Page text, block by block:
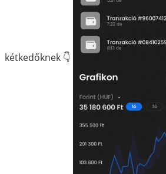
kétkedőknek 👇